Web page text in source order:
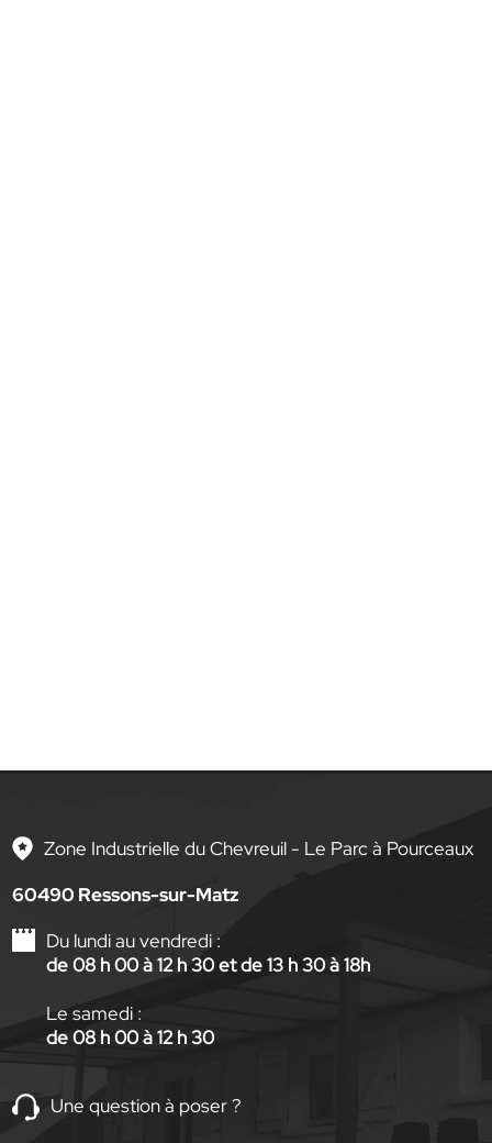
Zone Industrielle du Chevreuil - Le Parc à Pourceaux
60490 Ressons-sur-Matz
Du lundi au vendredi :
de 08 h 00 à 12 h 30 et de 13 h 30 à 18h
Le samedi :
de 08 h 00 à 12 h 30
Une question à poser ?